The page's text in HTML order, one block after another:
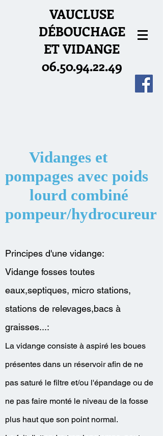
VAUCLUSE
DÉBOUCHAGE
ET VIDANGE
06.50.94.22.49
Vidanges et
pompages avec poids
lourd combiné
pompeur/hydrocureur
Principes d'une vidange:
Vidange fosses toutes
eaux,septiques, micro stations,
stations de relevages,bacs à
graisses...:
La vidange consiste à aspiré les boues
présentes dans un réservoir afin de ne
pas saturé le filtre et/ou l'épandage ou de
ne pas faire monté le niveau de la fosse
plus haut que son point normal.